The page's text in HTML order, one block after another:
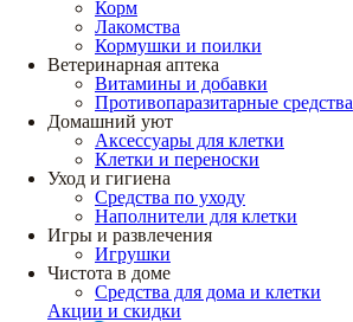
Корм
Лакомства
Кормушки и поилки
Ветеринарная аптека
Витамины и добавки
Противопаразитарные средства
Домашний уют
Аксессуары для клетки
Клетки и переноски
Уход и гигиена
Средства по уходу
Наполнители для клетки
Игры и развлечения
Игрушки
Чистота в доме
Средства для дома и клетки
Акции и скидки